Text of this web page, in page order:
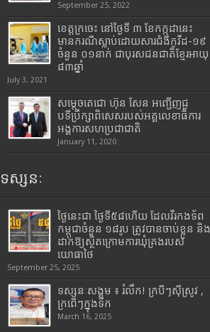
September 25, 2022
ខេត្តក្រចេះ នៅថ្ងៃទី ៣ ខែកក្កដានេះ
មានករណីស្លាប់ដោយសារជំងឺកូវីដ-១៩
ចំនួន ០១នាក់ ជាបុរសជនជាតិខ្មែរអាយុ
៨៣ឆ្នាំ
July 3, 2021
សម្តេចតេជោ ហ៊ុន សែន អញ្ជើញជួ
បទីប្រឹក្សាពិសេសរបស់អគ្គលេខាធិការ
អង្គការសហប្រជាជាតិ
January 11, 2020
ទស្សនៈ
ថ្ងៃនេះជា ថ្ងៃទី៥៨ហើយ ដែលវីរកងទ័ព
កម្ពុជាចំនួន ១៨រូប ត្រូវបានចាប់ខ្លួន និង
ដាក់ឱ្យស្ថិតក្រោមការឃុំគ្រងរបស់
យោធាថៃ
September 25, 2025
ទស្សនៈសង្គម ៖ រំលឹក! ក្របីៗស៊ីស្រូវ ,
ក្រពើៗក្នុងទឹក
March 16, 2025